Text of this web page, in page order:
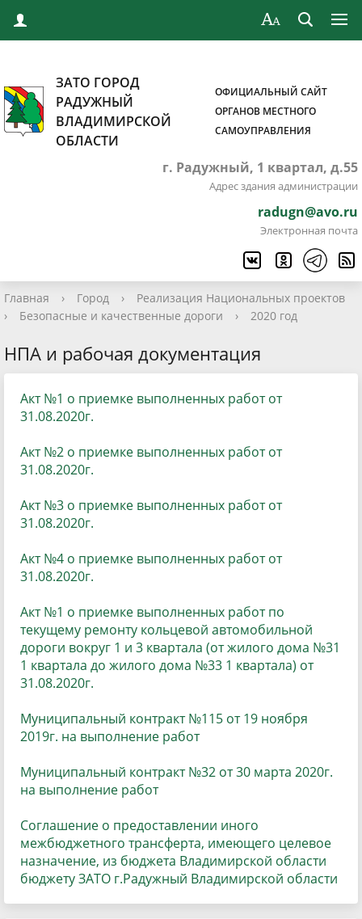
ЗАТО ГОРОД
РАДУЖНЫЙ
ВЛАДИМИРСКОЙ
ОБЛАСТИ
ОФИЦИАЛЬНЫЙ САЙТ
ОРГАНОВ МЕСТНОГО
САМОУПРАВЛЕНИЯ
г. Радужный, 1 квартал, д.55
Адрес здания администрации
radugn@avo.ru
Электронная почта
Главная › Город ›
Реализация Национальных проектов
›
Безопасные и качественные дороги › 2020 год
НПА и рабочая документация
Акт №1 о приемке выполненных работ от
31.08.2020г.
Акт №2 о приемке выполненных работ от
31.08.2020г.
Акт №3 о приемке выполненных работ от
31.08.2020г.
Акт №4 о приемке выполненных работ от
31.08.2020г.
Акт №1 о приемке выполненных работ по
текущему ремонту кольцевой автомобильной
дороги вокруг 1 и 3 квартала (от жилого дома №31
1 квартала до жилого дома №33 1 квартала) от
31.08.2020г.
Муниципальный контракт №115 от 19 ноября
2019г. на выполнение работ
Муниципальный контракт №32 от 30 марта 2020г.
на выполнение работ
Соглашение о предоставлении иного
межбюджетного трансферта, имеющего целевое
назначение, из бюджета Владимирской области
бюджету ЗАТО г.Радужный Владимирской области